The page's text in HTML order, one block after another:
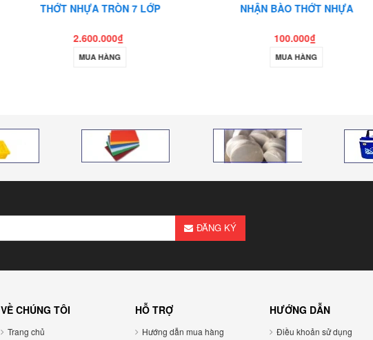
THỚT NHỰA TRÒN 7 LỚP
2.600.000₫
MUA HÀNG
NHẬN BÀO THỚT NHỰA
100.000₫
MUA HÀNG
ĐĂNG KÝ
VỀ CHÚNG TÔI
Trang chủ
HỖ TRỢ
Hướng dẫn mua hàng
HƯỚNG DẪN
Điều khoản sử dụng